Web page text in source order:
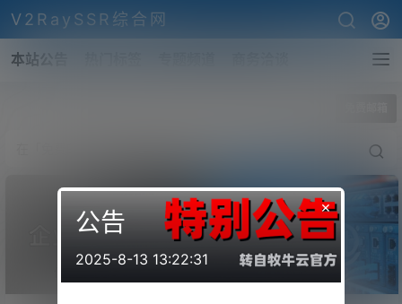
V2RaySSR综合网
本站公告
×
公告
2025-8-13 13:22:31